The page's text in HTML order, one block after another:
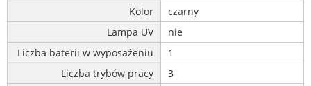
Kolor
czarny
Lampa UV
nie
Liczba baterii w wyposażeniu
1
Liczba trybów pracy
3